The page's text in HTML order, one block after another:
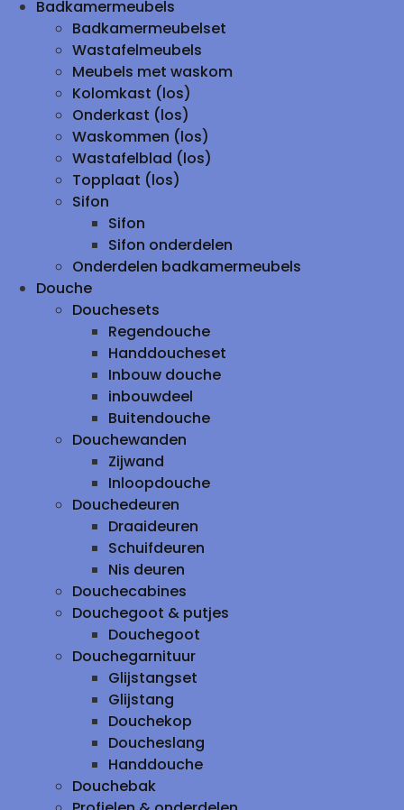
Badkamermeubels
Badkamermeubelset
Wastafelmeubels
Meubels met waskom
Kolomkast (los)
Onderkast (los)
Waskommen (los)
Wastafelblad (los)
Topplaat (los)
Sifon
Sifon
Sifon onderdelen
Onderdelen badkamermeubels
Douche
Douchesets
Regendouche
Handdoucheset
Inbouw douche
inbouwdeel
Buitendouche
Douchewanden
Zijwand
Inloopdouche
Douchedeuren
Draaideuren
Schuifdeuren
Nis deuren
Douchecabines
Douchegoot & putjes
Douchegoot
Douchegarnituur
Glijstangset
Glijstang
Douchekop
Doucheslang
Handdouche
Douchebak